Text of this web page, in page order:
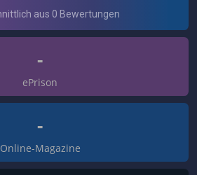
-
ePrison
-
Online-Magazine